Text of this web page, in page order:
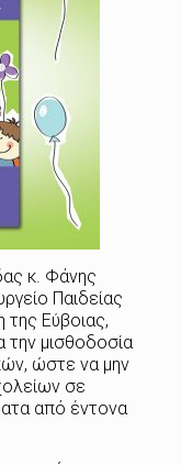
κ. Φάνης
Παιδείας
της Εύβοιας,
την μισθοδοσία
ώστε να μην
σε
από έντονα